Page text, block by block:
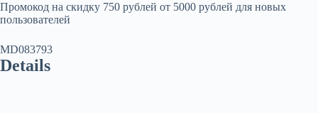
Промокод на скидку 750 рублей от 5000 рублей для новых
пользователей
MD083793
Details